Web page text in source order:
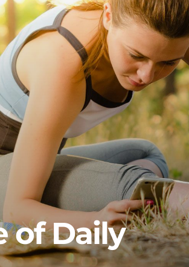
of Daily